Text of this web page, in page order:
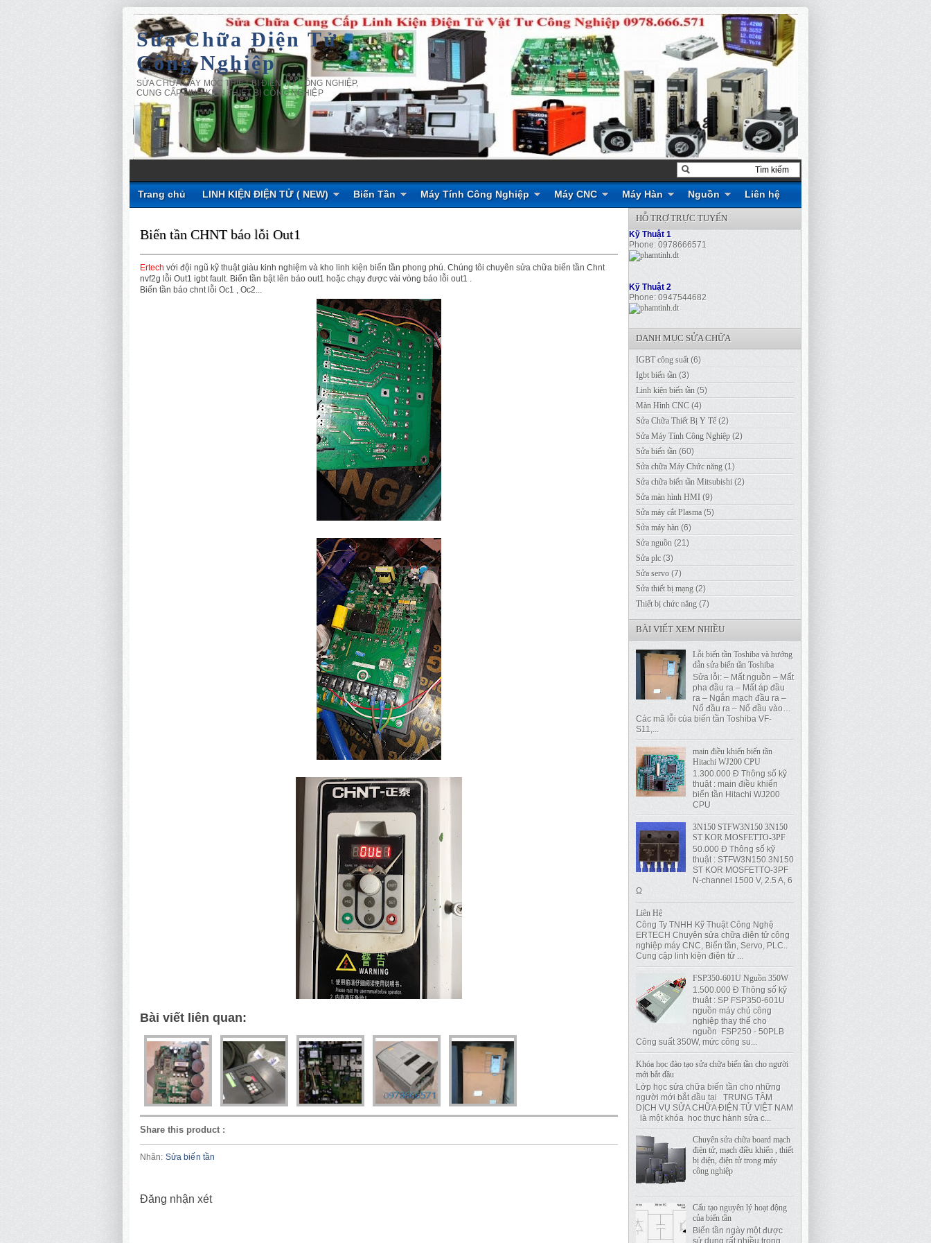
Sửa Chữa Điện Tử
Công Nghiệp
SỬA CHỮA MÁY MÓC THIẾT BỊ ĐIỆN TỬ CÔNG NGHIỆP,
CUNG CẤP LINH KIỆN THIẾT BỊ CÔNG NGHIỆP
Trang chủ LINH KIỆN ĐIỆN TỬ ( NEW) Biến Tần Máy Tính Công Nghiệp Máy CNC Máy Hàn Nguồn Liên hệ
Biến tần CHNT báo lỗi Out1
Ertech với đội ngũ kỹ thuật giàu kinh nghiệm và kho linh kiện biến tần phong phú. Chúng tôi chuyên sửa chữa biến tần Chnt
nvf2g lỗi Out1 igbt fault. Biến tần bật lên báo out1 hoặc chạy được vài vòng báo lỗi out1 .
Biến tần báo chnt lỗi Oc1 , Oc2...
Bài viết liên quan:
Share this product :
Nhãn: Sửa biến tần
Đăng nhận xét
HỖ TRỢ TRỰC TUYẾN
Kỹ Thuật 1
Phone: 0978666571
Kỹ Thuật 2
Phone: 0947544682
DANH MỤC SỬA CHỮA
IGBT công suất (6)
Igbt biến tần (3)
Linh kiện biến tần (5)
Màn Hình CNC (4)
Sửa Chữa Thiết Bị Y Tế (2)
Sửa Máy Tính Công Nghiệp (2)
Sửa biến tần (60)
Sửa chữa Máy Chức năng (1)
Sửa chữa biến tần Mitsubishi (2)
Sửa màn hình HMI (9)
Sửa máy cắt Plasma (5)
Sửa máy hàn (6)
Sửa nguồn (21)
Sửa plc (3)
Sửa servo (7)
Sửa thiết bị mạng (2)
Thiết bị chức năng (7)
BÀI VIẾT XEM NHIỀU
Lỗi biến tần Toshiba và hướng
dẫn sửa biến tần Toshiba
Sửa lỗi: – Mất nguồn – Mất
pha đầu ra – Mất áp đầu
ra – Ngắn mạch đầu ra –
Nổ đầu ra – Nổ đầu vào…
Các mã lỗi của biến tần Toshiba VF-
S11,...
main điều khiển biến tần
Hitachi WJ200 CPU
1.300.000 Đ Thông số kỹ
thuật : main điều khiển
biến tần Hitachi WJ200
CPU
3N150 STFW3N150 3N150
ST KOR MOSFETTO-3PF
50.000 Đ Thông số kỹ
thuật : STFW3N150 3N150
ST KOR MOSFETTO-3PF
N-channel 1500 V, 2.5 A, 6
Ω
Liên Hệ
Công Ty TNHH Kỹ Thuật Công Nghệ
ERTECH Chuyên sửa chữa điện tử công
nghiệp máy CNC, Biến tần, Servo, PLC..
Cung cập linh kiện điện tử ...
FSP350-601U Nguồn 350W
1.500.000 Đ Thông số kỹ
thuật : SP FSP350-601U
nguồn máy chủ công
nghiệp thay thế cho
nguồn FSP250 - 50PLB
Công suất 350W, mức công su...
Khóa học đào tạo sửa chữa biến tần cho người
mới bắt đầu
Lớp học sửa chữa biến tần cho những
người mới bắt đầu tại TRUNG TÂM
DỊCH VỤ SỬA CHỮA ĐIỆN TỬ VIỆT NAM
là một khóa học thực hành sửa c...
Chuyên sửa chữa board mạch
điện tử, mạch điều khiển , thiết
bị điện, điện tử trong máy
công nghiệp
Cấu tạo nguyên lý hoạt động
của biến tần
Biến tần ngày một được
sử dụng rất nhiều trong